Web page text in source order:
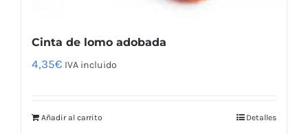
Cinta de lomo adobada
4,35€ IVA incluido
Añadir al carrito Detalles